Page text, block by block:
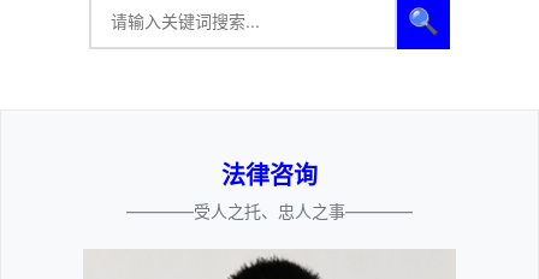
🔍
法律咨询
————受人之托、忠人之事————